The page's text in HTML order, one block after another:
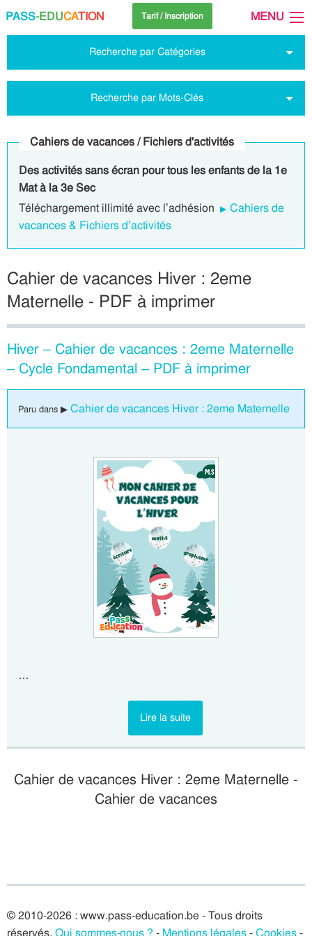
PASS-EDUCATION Tarif / Inscription MENU
Recherche par Catégories
Recherche par Mots-Clés
Cahiers de vacances / Fichiers d'activités
Des activités sans écran pour tous les enfants de la 1e
Mat à la 3e Sec
Téléchargement illimité avec l’adhésion
Cahiers de
vacances & Fichiers d’activités
Cahier de vacances Hiver : 2eme
Maternelle - PDF à imprimer
Hiver – Cahier de vacances : 2eme Maternelle
– Cycle Fondamental – PDF à imprimer
Paru dans ▶ Cahier de vacances Hiver : 2eme Maternelle
…
Lire la suite
Cahier de vacances Hiver : 2eme Maternelle -
Cahier de vacances
© 2010-2026 : www.pass-education.be - Tous droits
réservés. Qui sommes-nous ? - Mentions légales-Cookies-